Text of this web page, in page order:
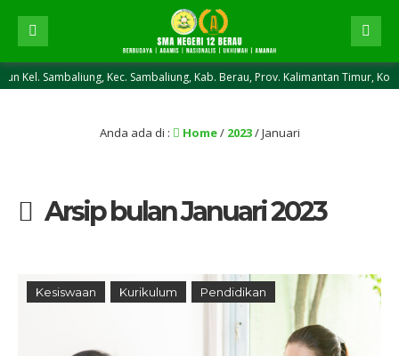
Sambaliung, Kec. Sambaliung, Kab. Berau, Prov. Kalimantan Timur, Kode Pos
Anda ada di : Home/ 2023/Januari
Arsip bulan Januari 2023
Kesiswaan Kurikulum Pendidikan